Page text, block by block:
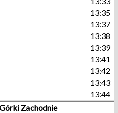
13:35
13:37
13:38
13:39
13:41
13:42
13:43
13:44
Zachodnie